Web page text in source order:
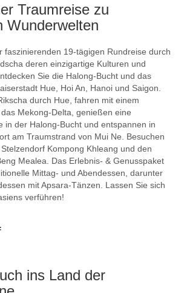
Traumreise zu
Wunderwelten
faszinierenden 19-tägigen Rundreise durch
deren einzigartige Kulturen und
Sie die Halong-Bucht und das
Hue, Hoi An, Hanoi und Saigon.
durch Hue, fahren mit einem
Mekong-Delta, genießen eine
in der Halong-Bucht und entspannen in
am Traumstrand von Mui Ne. Besuchen
Kompong Khleang und den
Mealea. Das Erlebnis- & Genusspaket
Mittag- und Abendessen, darunter
mit Apsara-Tänzen. Lassen Sie sich
verführen!
ins Land der